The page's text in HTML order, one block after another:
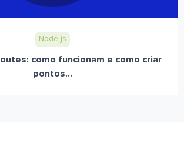
Node.js
como funcionam e como criar
pontos...